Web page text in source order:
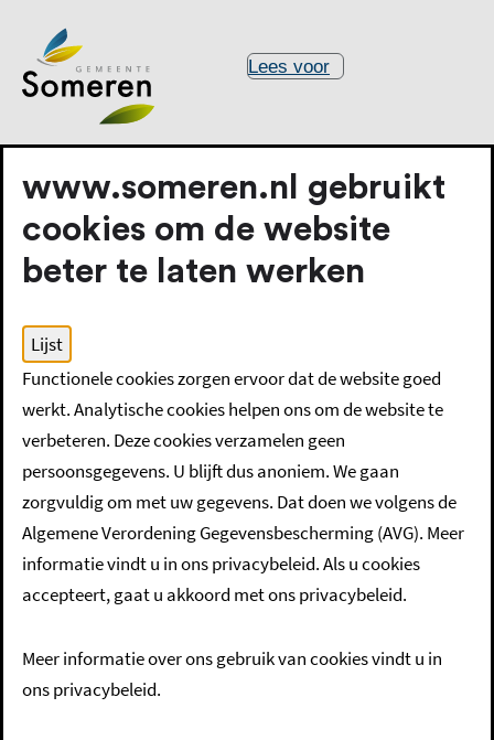
Lees voor
Folder voor ouders van buitenlandse afkomst met kinderen
van 0 tot 18 jaar
Folder voor ouders van
buitenlandse afkomst
met kinderen van 0 tot
18 jaar
Zó doen we dat in
www.someren.nl gebruikt
cookies om de website
beter te laten werken
Lijst
Functionele cookies zorgen ervoor dat de website goed
werkt. Analytische cookies helpen ons om de website te
verbeteren. Deze cookies verzamelen geen
persoonsgegevens. U blijft dus anoniem. We gaan
zorgvuldig om met uw gegevens. Dat doen we volgens de
Algemene Verordening Gegevensbescherming (AVG). Meer
informatie vindt u in ons privacybeleid. Als u cookies
accepteert, gaat u akkoord met ons privacybeleid.
Meer informatie over ons gebruik van cookies vindt u in
ons privacybeleid.